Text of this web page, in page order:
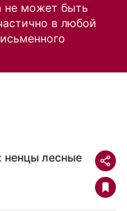
не может быть
в любой
ненцы лесные